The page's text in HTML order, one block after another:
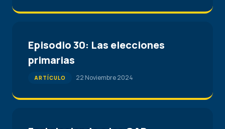
Episodio 30: Las elecciones
primarias
ARTÍCULO 22 Noviembre 2024